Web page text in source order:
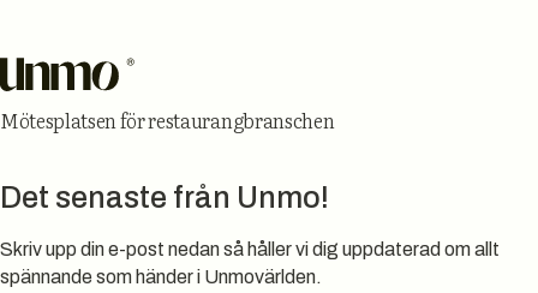
Mötesplatsen för restaurangbranschen
Det senaste från Unmo!
Skriv upp din e-post nedan så håller vi dig uppdaterad om allt
spännande som händer i Unmovärlden.